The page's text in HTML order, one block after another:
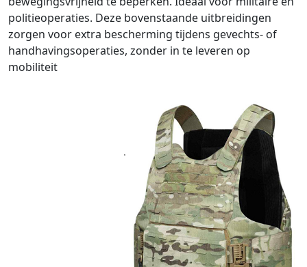
politieoperaties. Deze bovenstaande uitbreidingen
zorgen voor extra bescherming tijdens gevechts- of
handhavingsoperaties, zonder in te leveren op
mobiliteit